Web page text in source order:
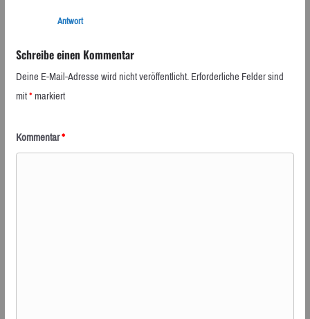
Antwort
Schreibe einen Kommentar
Deine E-Mail-Adresse wird nicht veröffentlicht.Erforderliche Felder sind
mit*markiert
Kommentar*